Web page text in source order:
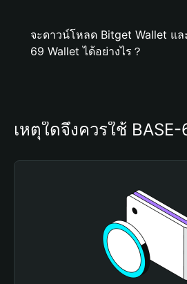
จะดาวน์โหลด Bitget Wallet แล
69 Wallet ได้อย่างไร？
เหตุใดจึงควรใช้